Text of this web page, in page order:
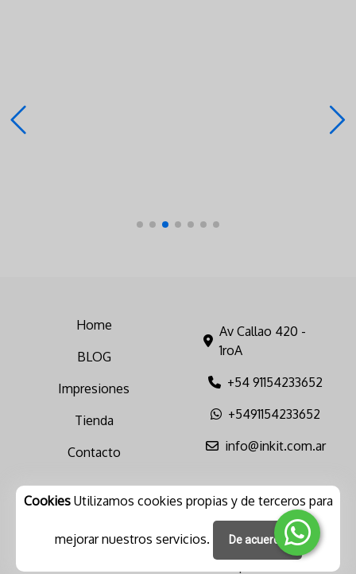
Cookies Utilizamos cookies propias y de terceros para
mejorar nuestros servicios. De acuerdo
Home
BLOG
Impresiones
Tienda
Contacto
Av Callao 420 -
1roA
+54 91154233652
+5491154233652
info@inkit.com.ar